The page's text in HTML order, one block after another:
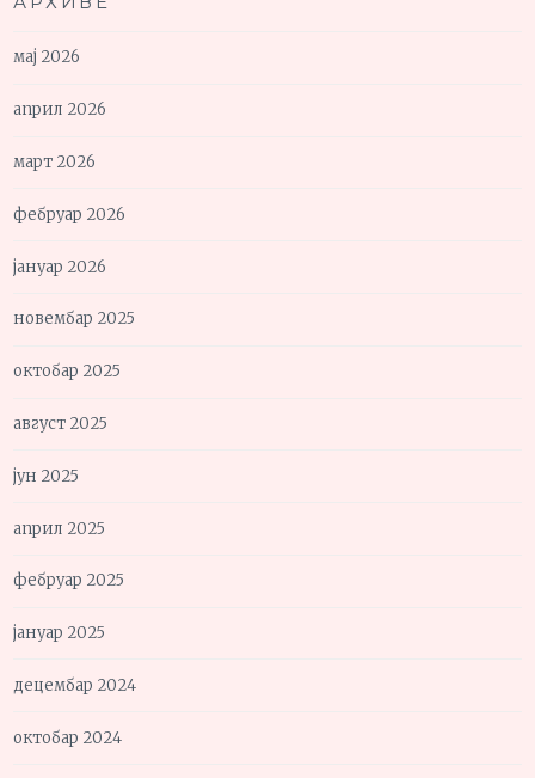
мај 2026
април 2026
март 2026
фебруар 2026
јануар 2026
новембар 2025
октобар 2025
август 2025
јун 2025
април 2025
фебруар 2025
јануар 2025
децембар 2024
октобар 2024